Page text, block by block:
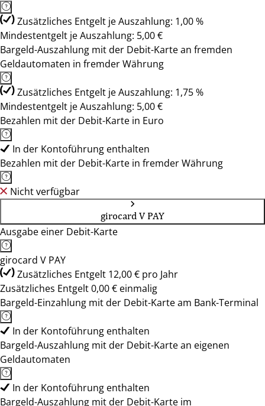
Zusätzliches Entgelt je Auszahlung: 1,00 %
Mindestentgelt je Auszahlung: 5,00 €
Bargeld-Auszahlung mit der Debit-Karte an fremden
Geldautomaten in fremder Währung
Zusätzliches Entgelt je Auszahlung: 1,75 %
Mindestentgelt je Auszahlung: 5,00 €
Bezahlen mit der Debit-Karte in Euro
In der Kontoführung enthalten
Bezahlen mit der Debit-Karte in fremder Währung
Nicht verfügbar
girocard V PAY
Ausgabe einer Debit-Karte
girocard V PAY
Zusätzliches Entgelt 12,00 € pro Jahr
Zusätzliches Entgelt 0,00 € einmalig
Bargeld-Einzahlung mit der Debit-Karte am Bank-Terminal
In der Kontoführung enthalten
Bargeld-Auszahlung mit der Debit-Karte an eigenen
Geldautomaten
In der Kontoführung enthalten
Bargeld-Auszahlung mit der Debit-Karte im